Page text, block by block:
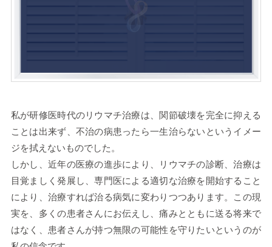
私が研修医時代のリウマチ治療は、関節破壊を完全に抑える
ことは出来ず、不治の病患ったら一生治らないというイメー
ジを拭えないものでした。
しかし、近年の医療の進歩により、リウマチの診断、治療は
目覚ましく発展し、専門医による適切な治療を開始すること
により、治療すれば治る病気に変わりつつあります。この現
実を、多くの患者さんにお伝えし、痛みとともに送る将来で
はなく、患者さんが持つ無限の可能性を守りたいというのが